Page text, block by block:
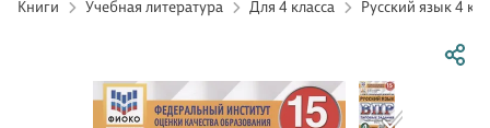
Книги Учебная литература Для 4 класса Русский язык 4